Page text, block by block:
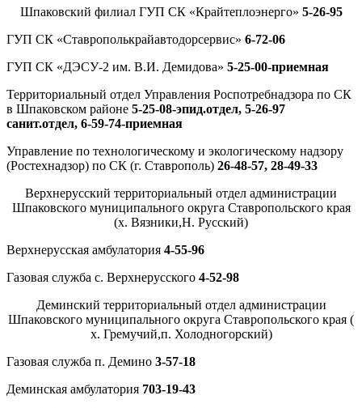
Шпаковский филиал ГУП СК «Крайтеплоэнерго» 5-26-95
ГУП СК «Ставрополькрайавтодорсервис» 6-72-06
ГУП СК «ДЭСУ-2 им. В.И. Демидова» 5-25-00-приемная
Территориальный отдел Управления Роспотребнадзора по СК
в Шпаковском районе 5-25-08-эпид.отдел, 5-26-97
санит.отдел, 6-59-74-приемная
Управление по технологическому и экологическому надзору
(Ростехнадзор) по СК (г. Ставрополь) 26-48-57, 28-49-33
Верхнерусский территориальный отдел администрации
Шпаковского муниципального округа Ставропольского края
(х. Вязники,Н. Русский)
Верхнерусская амбулатория 4-55-96
Газовая служба с. Верхнерусского 4-52-98
Деминский территориальный отдел администрации
Шпаковского муниципального округа Ставропольского края (
х. Гремучий,п. Холодногорский)
Газовая служба п. Демино 3-57-18
Деминская амбулатория 703-19-43